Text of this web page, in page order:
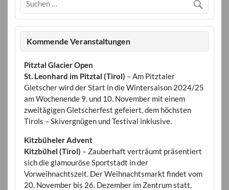
Kommende Veranstaltungen
Pitztal Glacier Open
St. Leonhard im Pitztal (Tirol) – Am Pitztaler
Gletscher wird der Start in die Wintersaison 2024/25
am Wochenende 9. und 10. November mit einem
zweitägigen Gletscherfest gefeiert, dem höchsten
Tirols – Skivergnügen und Testival inklusive.
Kitzbüheler Advent
Kitzbühel (Tirol) – Zauberhaft verträumt präsentiert
sich die glamouröse Sportstadt in der
Vorweihnachtszeit. Der Weihnachtsmarkt findet vom
20. November bis 26. Dezember im Zentrum statt.